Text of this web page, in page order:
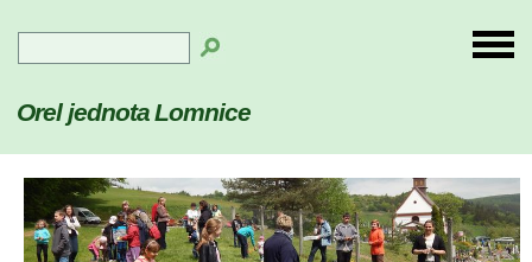
Orel jednota Lomnice